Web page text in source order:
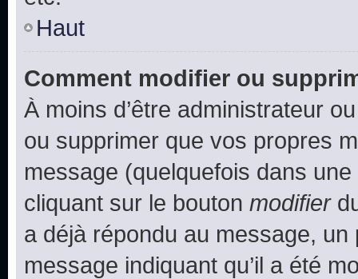
Haut
Comment modifier ou
À moins d’être administrateur
ou supprimer que vos propres
message (quelquefois dans
cliquant sur le bouton modifier
a déjà répondu au message, un
message indiquant qu’il a été